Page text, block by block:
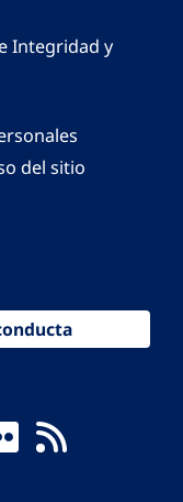
Integridad y
del sitio